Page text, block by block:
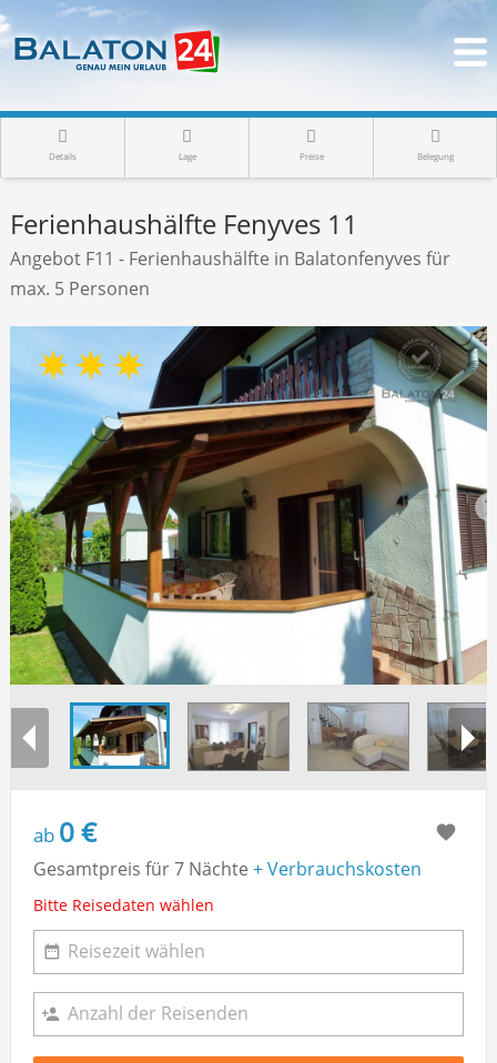
Details Lage Preise Belegung
Ferienhaushälfte Fenyves 11
Angebot F11 - Ferienhaushälfte in Balatonfenyves für
max. 5 Personen
ab 0 €
Gesamtpreis für 7 Nächte + Verbrauchskosten
Bitte Reisedaten wählen